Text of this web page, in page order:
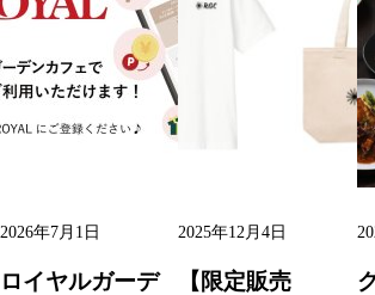
ロイヤルガーデ
2026年7月1日
【限定販売
2025年12月4日